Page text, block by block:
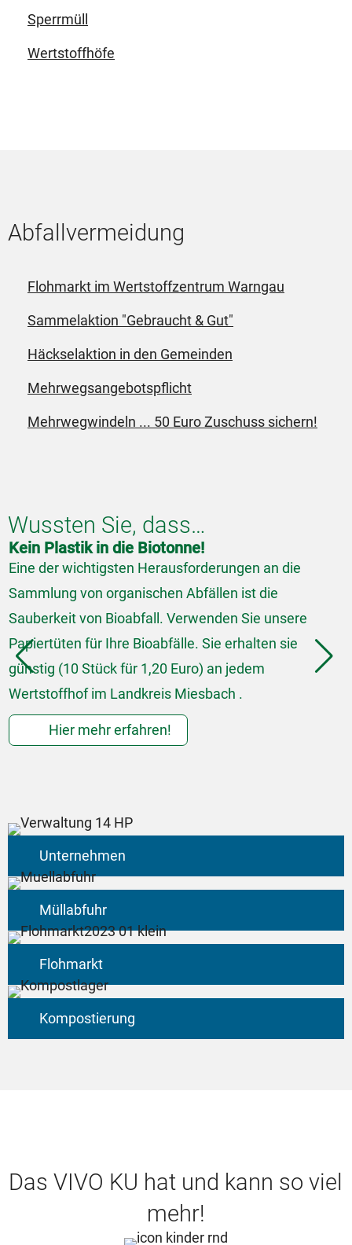
Sperrmüll
Wertstoffhöfe
Abfallvermeidung
Flohmarkt im Wertstoffzentrum Warngau
Sammelaktion "Gebraucht & Gut"
Häckselaktion in den Gemeinden
Mehrwegsangebotspflicht
Mehrwegwindeln ... 50 Euro Zuschuss sichern!
Wussten Sie, dass…
Kein Plastik in die Biotonne!
Eine der wichtigsten Herausforderungen an die
Sammlung von organischen Abfällen ist die
Sauberkeit von Bioabfall. Verwenden Sie unsere
Papiertüten für Ihre Bioabfälle. Sie erhalten sie
günstig (10 Stück für 1,20 Euro) an jedem
Wertstoffhof im Landkreis Miesbach .
Hier mehr erfahren!
Unternehmen
Müllabfuhr
Flohmarkt
Kompostierung
Das VIVO KU hat und kann so viel
mehr!